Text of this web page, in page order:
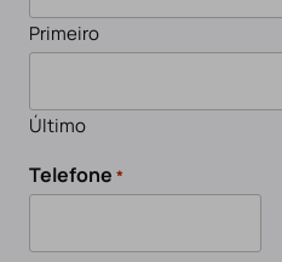
Primeiro
Último
Telefone *